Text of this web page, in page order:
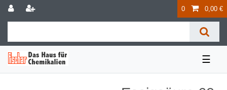
0 0,00 €
☰